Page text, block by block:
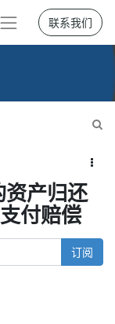
联系我们
产归还
付赔偿
订阅